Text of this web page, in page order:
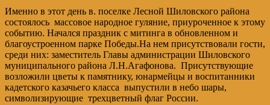
Именно в этот день в. поселке Лесной Шиловского района
состоялось массовое народное гуляние, приуроченное к этому
событию. Начался праздник с митинга в обновленном и
благоустроенном парке Победы.На нем присутствовали гости,
среди них: заместитель Главы администрации Шиловского
муниципального района Л.Н.Агафонова. Присутствующие
возложили цветы к памятнику, юнармейцы и воспитанники
кадетского казачьего класса выпустили в небо шары,
символизирующие трехцветный флаг России.